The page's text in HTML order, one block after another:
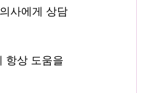
사에게 상담
항상 도움을